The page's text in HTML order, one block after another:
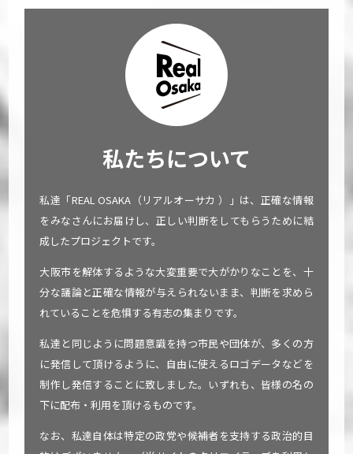
私たちについて
私達「REAL OSAKA（リアルオーサカ ）」は、正確な情報
をみなさんにお届けし、正しい判断をしてもらうために結
成したプロジェクトです。
大阪市を解体するような大変重要で大がかりなことを、十
分な議論と正確な情報が与えられないまま、判断を求めら
れていることを危惧する有志の集まりです。
私達と同じように問題意識を持つ市民や団体が、多くの方
に発信して頂けるように、自由に使えるロゴデータなどを
制作し発信することに致しました。いずれも、皆様の名の
下に配布・利用を頂けるものです。
なお、私達自体は特定の政党や候補者を支持する政治的目